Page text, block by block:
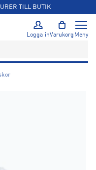
TILL BUTIK
Logga inVarukorg Meny